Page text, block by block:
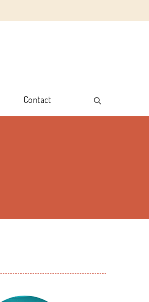
Contact